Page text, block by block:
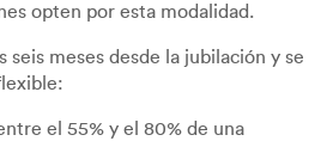
opten por esta modalidad.
seis meses desde la jubilación y se
el 55% y el 80% de una